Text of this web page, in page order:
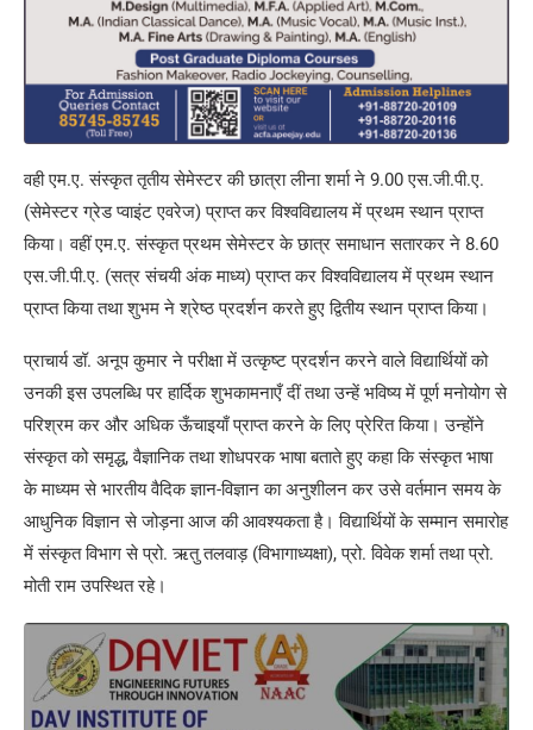
वही एम.ए. संस्कृत तृतीय सेमेस्टर की छात्रा लीना शर्मा ने 9.00 एस.जी.पी.ए.
(सेमेस्टर ग्रेड प्वाइंट एवरेज) प्राप्त कर विश्वविद्यालय में प्रथम स्थान प्राप्त
किया। वहीं एम.ए. संस्कृत प्रथम सेमेस्टर के छात्र समाधान सतारकर ने 8.60
एस.जी.पी.ए. (सत्र संचयी अंक माध्य) प्राप्त कर विश्वविद्यालय में प्रथम स्थान
प्राप्त किया तथा शुभम ने श्रेष्ठ प्रदर्शन करते हुए द्वितीय स्थान प्राप्त किया।
प्राचार्य डॉ. अनूप कुमार ने परीक्षा में उत्कृष्ट प्रदर्शन करने वाले विद्यार्थियों को
उनकी इस उपलब्धि पर हार्दिक शुभकामनाएँ दीं तथा उन्हें भविष्य में पूर्ण मनोयोग से
परिश्रम कर और अधिक ऊँचाइयाँ प्राप्त करने के लिए प्रेरित किया। उन्होंने
संस्कृत को समृद्ध, वैज्ञानिक तथा शोधपरक भाषा बताते हुए कहा कि संस्कृत भाषा
के माध्यम से भारतीय वैदिक ज्ञान-विज्ञान का अनुशीलन कर उसे वर्तमान समय के
आधुनिक विज्ञान से जोड़ना आज की आवश्यकता है। विद्यार्थियों के सम्मान समारोह
में संस्कृत विभाग से प्रो. ऋतु तलवाड़ (विभागाध्यक्षा), प्रो. विवेक शर्मा तथा प्रो.
मोती राम उपस्थित रहे।